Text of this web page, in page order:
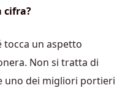
cifra?
tocca un aspetto
Non si tratta di
uno dei migliori portieri